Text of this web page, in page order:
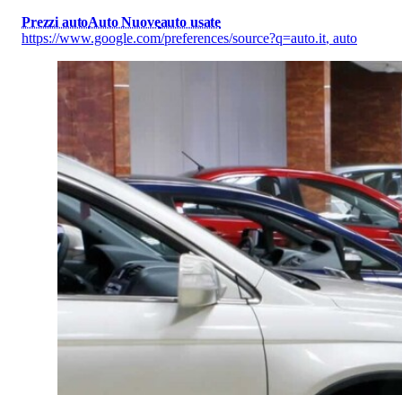
Prezzi autoAuto Nuoveauto usate
https://www.google.com/preferences/source?q=auto.it, auto